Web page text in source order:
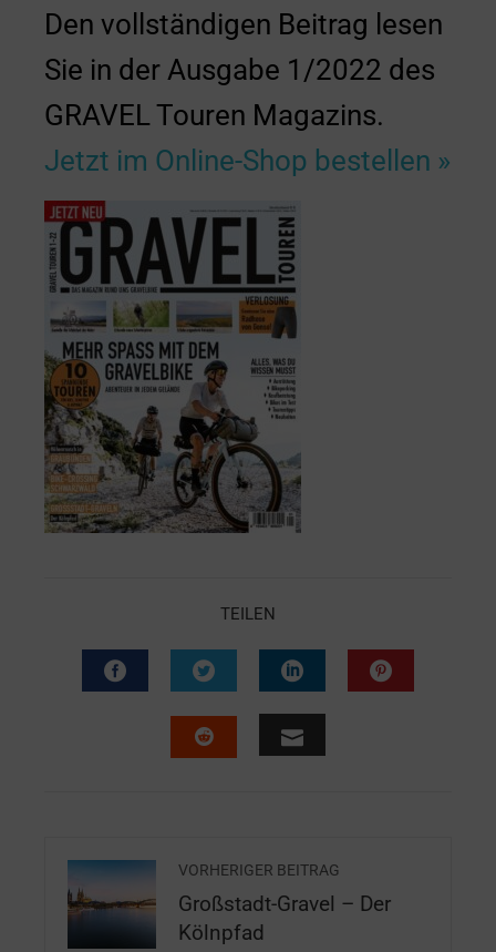
Den vollständigen Beitrag lesen
Sie in der Ausgabe 1/2022 des
GRAVEL Touren Magazins.
Jetzt im Online-Shop bestellen »
TEILEN
VORHERIGER BEITRAG
Großstadt-Gravel – Der
Kölnpfad